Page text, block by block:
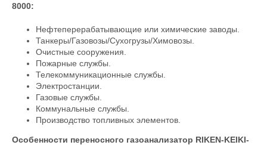
8000:
Нефтеперерабатывающие или химические заводы.
Танкеры/Газовозы/Сухогрузы/Химовозы.
Очистные сооружения.
Пожарные службы.
Телекоммуникационные службы.
Электростанции.
Газовые службы.
Коммунальные службы.
Производство топливных элементов.
Особенности переносного газоанализатор RIKEN-KEIKI-